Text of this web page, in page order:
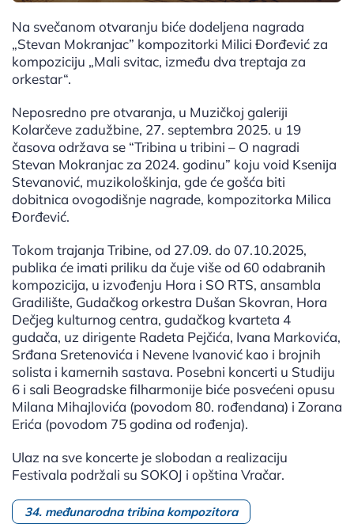
Na svečanom otvaranju biće dodeljena nagrada
„Stevan Mokranjac” kompozitorki Milici Đorđević za
kompoziciju „Mali svitac, između dva treptaja za
orkestar“.
Neposredno pre otvaranja, u Muzičkoj galeriji
Kolarčeve zadužbine, 27. septembra 2025. u 19
časova održava se “Tribina u tribini – O nagradi
Stevan Mokranjac za 2024. godinu” koju void Ksenija
Stevanović, muzikološkinja, gde će gošća biti
dobitnica ovogodišnje nagrade, kompozitorka Milica
Đorđević.
Tokom trajanja Tribine, od 27.09. do 07.10.2025,
publika će imati priliku da čuje više od 60 odabranih
kompozicija, u izvođenju Hora i SO RTS, ansambla
Gradilište, Gudačkog orkestra Dušan Skovran, Hora
Dečjeg kulturnog centra, gudačkog kvarteta 4
gudača, uz dirigente Radeta Pejčića, Ivana Markovića,
Srđana Sretenovića i Nevene Ivanović kao i brojnih
solista i kamernih sastava. Posebni koncerti u Studiju
6 i sali Beogradske filharmonije biće posvećeni opusu
Milana Mihajlovića (povodom 80. rođendana) i Zorana
Erića (povodom 75 godina od rođenja).
Ulaz na sve koncerte je slobodan a realizaciju
Festivala podržali su SOKOJ i opština Vračar.
34. međunarodna tribina kompozitora